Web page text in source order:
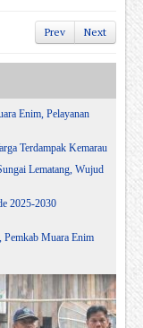
Prev Next
Enim, Pelayanan
Terdampak Kemarau
Lematang, Wujud
2025-2030
Pemkab Muara Enim